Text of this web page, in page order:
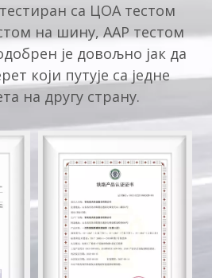
са ЦОА тестом
на шину, ААР тестом
је довољно јак да
који путује са једне
на другу страну.